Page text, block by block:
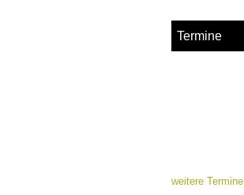
Termine
weitere Termine